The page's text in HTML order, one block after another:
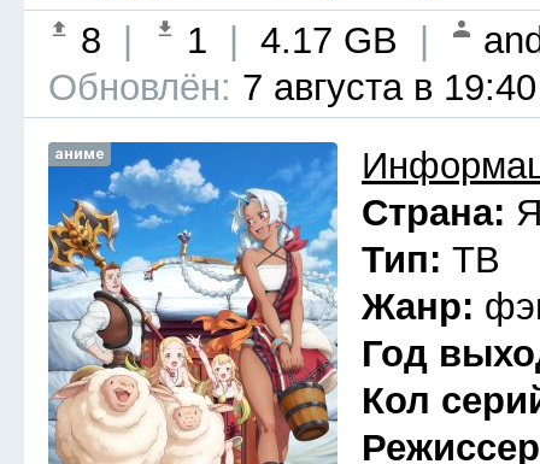
8 1 4.17 GB
Обновлён: 7 августа в 19:40
аниме
Страна:
Тип: ТВ
Жанр:
Год
Кол